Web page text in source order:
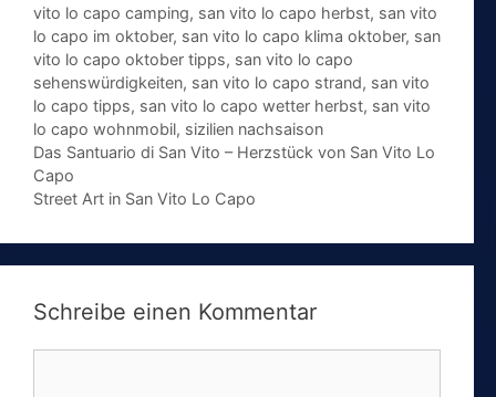
vito lo capo camping, san vito lo capo herbst, san vito
lo capo im oktober, san vito lo capo klima oktober, san
vito lo capo oktober tipps, san vito lo capo
sehenswürdigkeiten, san vito lo capo strand, san vito
lo capo tipps, san vito lo capo wetter herbst, san vito
lo capo wohnmobil, sizilien nachsaison
Das Santuario di San Vito – Herzstück von San Vito Lo
Capo
Street Art in San Vito Lo Capo
Schreibe einen Kommentar